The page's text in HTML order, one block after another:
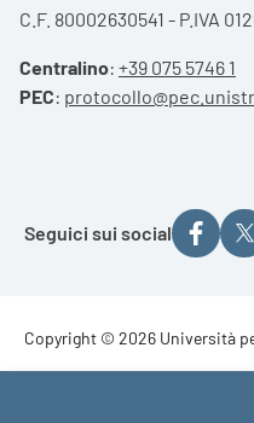
C.F. 80002630541 - P.IVA
Centralino: +39 075 5746 1
PEC:
Seguici sui social
Footer -
Copyright © 2026 Università